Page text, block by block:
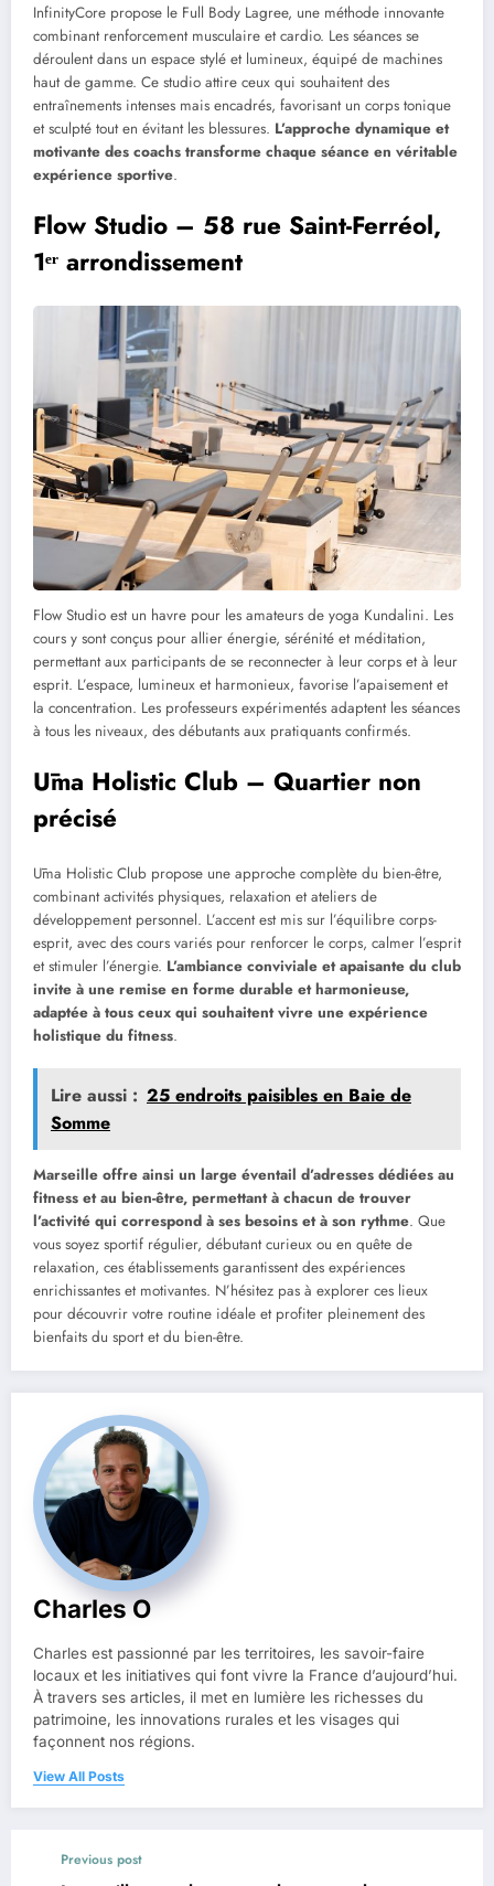
InfinityCore propose le Full Body Lagree, une méthode innovante
combinant renforcement musculaire et cardio. Les séances se
déroulent dans un espace stylé et lumineux, équipé de machines
haut de gamme. Ce studio attire ceux qui souhaitent des
entraînements intenses mais encadrés, favorisant un corps tonique
et sculpté tout en évitant les blessures. L’approche dynamique et
motivante des coachs transforme chaque séance en véritable
expérience sportive.
Flow Studio – 58 rue Saint-Ferréol,
1ᵉʳ arrondissement
Flow Studio est un havre pour les amateurs de yoga Kundalini. Les
cours y sont conçus pour allier énergie, sérénité et méditation,
permettant aux participants de se reconnecter à leur corps et à leur
esprit. L’espace, lumineux et harmonieux, favorise l’apaisement et
la concentration. Les professeurs expérimentés adaptent les séances
à tous les niveaux, des débutants aux pratiquants confirmés.
Ūma Holistic Club – Quartier non
précisé
Ūma Holistic Club propose une approche complète du bien-être,
combinant activités physiques, relaxation et ateliers de
développement personnel. L’accent est mis sur l’équilibre corps-
esprit, avec des cours variés pour renforcer le corps, calmer l’esprit
et stimuler l’énergie. L’ambiance conviviale et apaisante du club
invite à une remise en forme durable et harmonieuse,
adaptée à tous ceux qui souhaitent vivre une expérience
holistique du fitness.
Lire aussi : 25 endroits paisibles en Baie de
Somme
Marseille offre ainsi un large éventail d’adresses dédiées au
fitness et au bien-être, permettant à chacun de trouver
l’activité qui correspond à ses besoins et à son rythme. Que
vous soyez sportif régulier, débutant curieux ou en quête de
relaxation, ces établissements garantissent des expériences
enrichissantes et motivantes. N’hésitez pas à explorer ces lieux
pour découvrir votre routine idéale et profiter pleinement des
bienfaits du sport et du bien-être.
Charles O
Charles est passionné par les territoires, les savoir-faire
locaux et les initiatives qui font vivre la France d’aujourd’hui.
À travers ses articles, il met en lumière les richesses du
patrimoine, les innovations rurales et les visages qui
façonnent nos régions.
View All Posts
Previous post